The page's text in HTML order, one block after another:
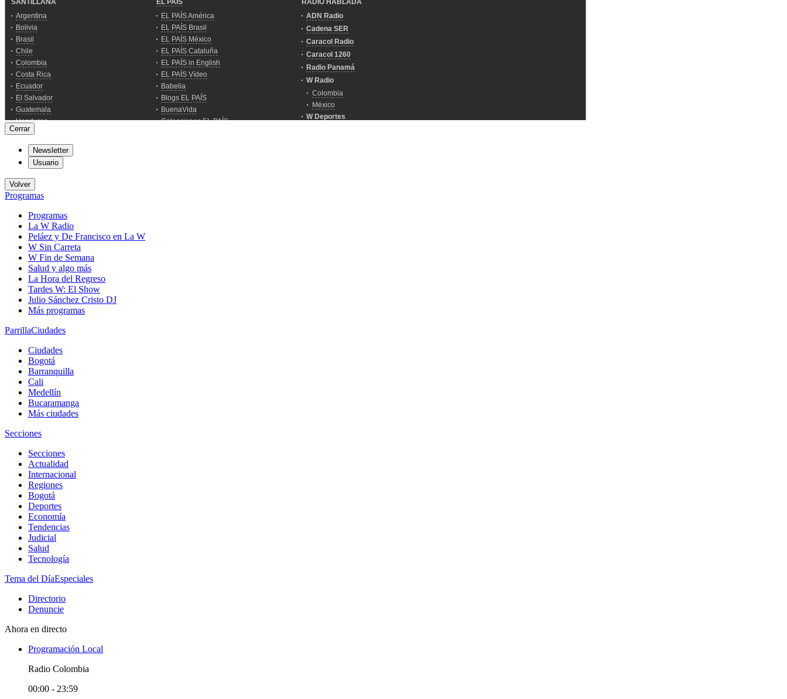
Cerrar
Newsletter
Usuario
Volver
Programas
Programas
La W Radio
Peláez y De Francisco en La W
W Sin Carreta
W Fin de Semana
Salud y algo más
La Hora del Regreso
Tardes W: El Show
Julio Sánchez Cristo DJ
Más programas
ParrillaCiudades
Ciudades
Bogotá
Barranquilla
Cali
Medellín
Bucaramanga
Más ciudades
Secciones
Secciones
Actualidad
Internacional
Regiones
Bogotá
Deportes
Economía
Tendencias
Judicial
Salud
Tecnología
Tema del DíaEspeciales
Directorio
Denuncie
Ahora en directo
Programación Local
Radio Colombia
00:00 - 23:59